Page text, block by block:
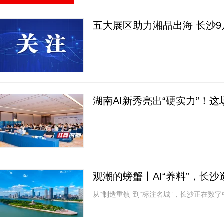
五大展区助力湘品出海 长沙
湖南AI新秀亮出“硬实力”！
观潮的螃蟹丨AI“养料”，长沙
从“制造重镇”到“标注名城”，长沙正在数